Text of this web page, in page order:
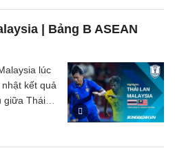
| Bảng B ASEAN
lúc
kết quả
giữa Thái